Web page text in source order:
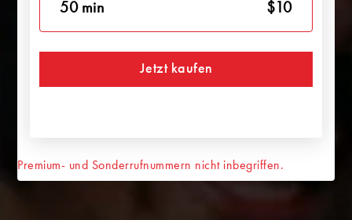
50 min $10
Jetzt kaufen
Premium- und Sonderrufnummern nicht inbegriffen.